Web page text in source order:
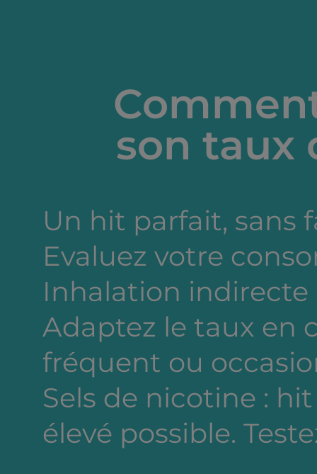
son taux
Un hit parfait, sans
Evaluez votre
Inhalation indirecte
Adaptez le taux en
fréquent ou
Sels de nicotine :
élevé possible.